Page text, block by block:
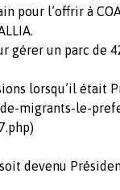
pour l’offrir à
gérer un parc de
lorsqu’il était
migrants-le-
devenu